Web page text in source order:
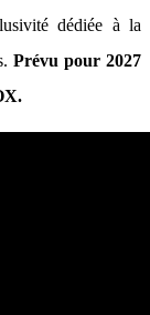
dédiée à la
Prévu pour 2027